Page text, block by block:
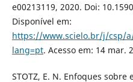
e00213119, 2020. Doi:
Disponível em:
https://www.scielo.br/j/csp/
lang=pt. Acesso em: 14 mar.
STOTZ, E. N. Enfoques